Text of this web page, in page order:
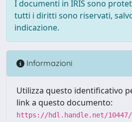
I documenti in IRIS sono
tutti i diritti sono riservati,
indicazione.
Informazioni
Utilizza questo identificativo
link a questo documento:
https://hdl.handle.net/10447/